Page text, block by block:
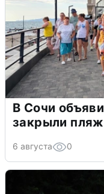
В Сочи
закрыли
6 августа 0